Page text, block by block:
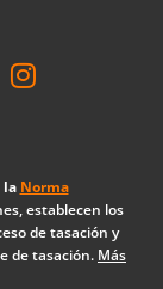
n
g
r
a
la Norma
establecen los
de tasación y
de tasación. Más